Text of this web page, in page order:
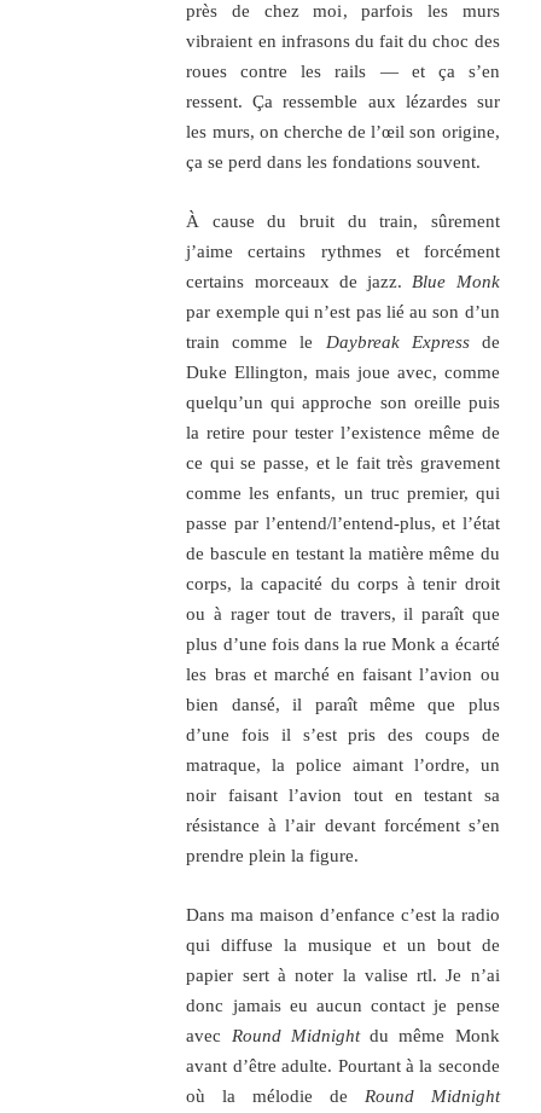
près de chez moi, parfois les murs
vibraient en infrasons du fait du choc des
roues contre les rails — et ça s’en
ressent. Ça ressemble aux lézardes sur
les murs, on cherche de l’œil son origine,
ça se perd dans les fondations souvent.
À cause du bruit du train, sûrement
j’aime certains rythmes et forcément
certains morceaux de jazz.Blue Monk
par exemple qui n’est pas lié au son d’un
train comme le Daybreak Express de
Duke Ellington, mais joue avec, comme
quelqu’un qui approche son oreille puis
la retire pour tester l’existence même de
ce qui se passe, et le fait très gravement
comme les enfants, un truc premier, qui
passe par l’entend/l’entend-plus, et l’état
de bascule en testant la matière même du
corps, la capacité du corps à tenir droit
ou à rager tout de travers, il paraît que
plus d’une fois dans la rue Monk a écarté
les bras et marché en faisant l’avion ou
bien dansé, il paraît même que plus
d’une fois il s’est pris des coups de
matraque, la police aimant l’ordre, un
noir faisant l’avion tout en testant sa
résistance à l’air devant forcément s’en
prendre plein la figure.
Dans ma maison d’enfance c’est la radio
qui diffuse la musique et un bout de
papier sert à noter la valise rtl. Je n’ai
donc jamais eu aucun contact je pense
avec Round Midnightdu même Monk
avant d’être adulte. Pourtant à la seconde
où la mélodie de Round Midnight